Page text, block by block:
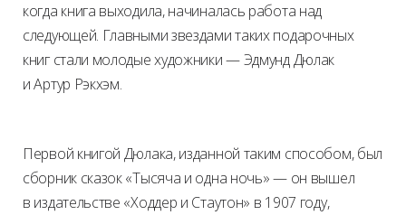
когда книга выходила, начиналась работа над
следующей. Главными звездами таких подарочных
книг стали молодые художники — Эдмунд Дюлак
и Артур Рэкхэм.
Первой книгой Дюлака, изданной таким способом, был
сборник сказок «Тысяча и одна ночь» — он вышел
в издательстве «Ходдер и Стаутон» в 1907 году,